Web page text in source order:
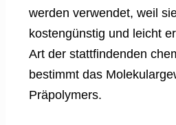
werden verwendet, weil
kostengünstig und leicht
Art der stattfindenden
bestimmt das
Präpolymers.